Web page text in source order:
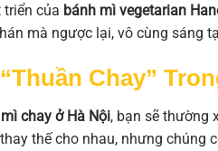
triển của bánh mì vegetarian
mà ngược lại, vô cùng sáng
Chay”
chay ở Hà Nội, bạn sẽ thường
thế cho nhau, nhưng chúng